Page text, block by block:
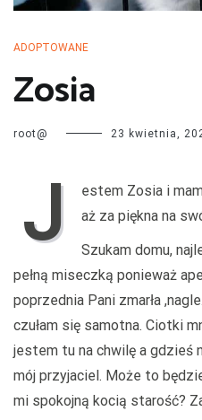
ADOPTOWANE
Zosia
root@ 23 kwietnia,
J
estem Zosia i
aż za piękna na
Szukam domu,
pełną miseczką ponieważ
poprzednia Pani zmarła
czułam się samotna. Ciotki
jestem tu na chwilę a gdzieś
mój przyjaciel. Może to
mi spokojną kocią starość?